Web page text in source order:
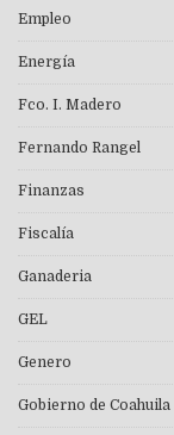
Empleo
Energía
Fco. I. Madero
Fernando Rangel
Finanzas
Fiscalía
Ganaderia
GEL
Genero
Gobierno de Coahuila